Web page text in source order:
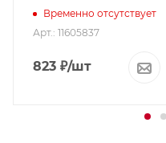
Временно отсутствует
Арт.: 11605837
823 ₽/шт